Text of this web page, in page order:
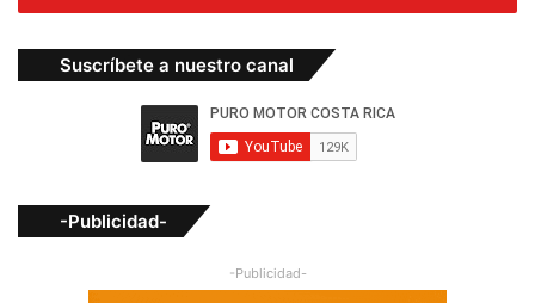
Suscríbete a nuestro canal
-Publicidad-
-Publicidad-